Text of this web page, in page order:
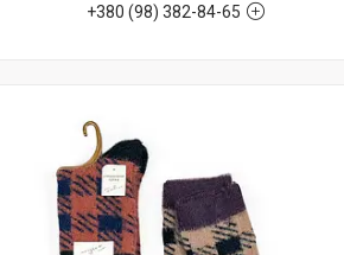
+380 (98) 382-84-65